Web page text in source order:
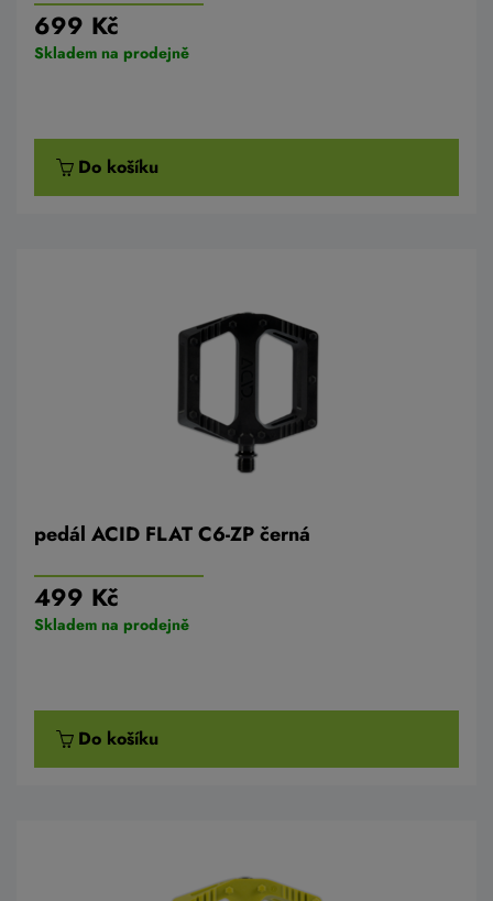
699 Kč
Skladem na prodejně
Do košíku
pedál ACID FLAT C6-ZP černá
499 Kč
Skladem na prodejně
Do košíku